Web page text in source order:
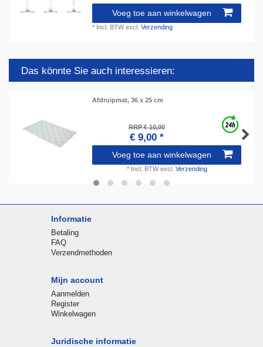
Voeg toe aan winkelwagen
* Incl. BTWexcl.Verzending
Das könnte Sie auch interessieren:
Afdruipmat, 36 x 25 cm
RRP € 10,00
€ 9,00 *
Voeg toe aan winkelwagen
* Incl. BTWexcl. Verzending
Informatie
Betaling
FAQ
Verzendmethoden
Mijn account
Aanmelden
Register
Winkelwagen
Juridische informatie